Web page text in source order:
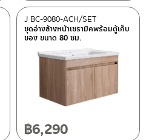
ชุดอ่างล้างหน้าเซรามิคพร้อมตู้เก็บ
ของ ขนาด 80 ซม.
J BC-9080-ACH/SET
฿6,290